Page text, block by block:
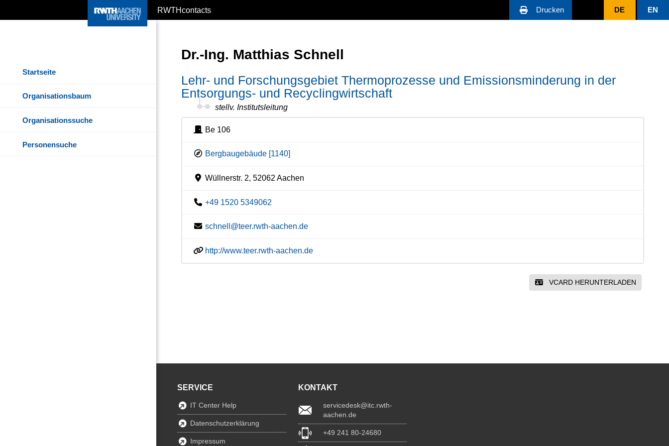
RWTHcontacts Drucken DE EN
Startseite
Organisationsbaum
Organisationssuche
Personensuche
Dr.-Ing. Matthias Schnell
Lehr- und Forschungsgebiet Thermoprozesse und Emissionsminderung in der
Entsorgungs- und Recyclingwirtschaft
stellv. Institutsleitung
Be 106
Bergbaugebäude [1140]
Wüllnerstr. 2, 52062 Aachen
+49 1520 5349062
schnell@teer.rwth-aachen.de
http://www.teer.rwth-aachen.de
VCARD HERUNTERLADEN
SERVICE
IT Center Help
Datenschutzerklärung
Impressum
KONTAKT
servicedesk@itc.rwth-
aachen.de
+49 241 80-24680